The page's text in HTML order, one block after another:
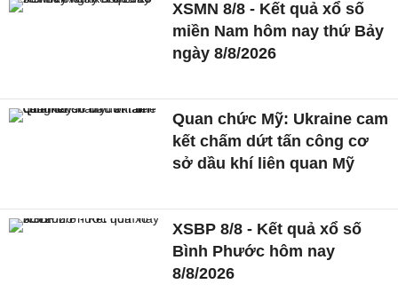
XSMN 8/8 - Kết quả xổ số
miền Nam hôm nay thứ Bảy
ngày 8/8/2026
Quan chức Mỹ: Ukraine cam
kết chấm dứt tấn công cơ
sở dầu khí liên quan Mỹ
XSBP 8/8 - Kết quả xổ số
Bình Phước hôm nay
8/8/2026